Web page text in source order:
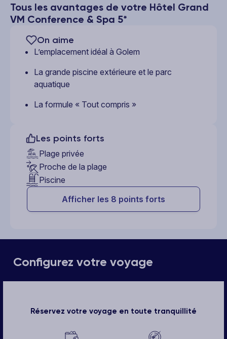
Tous les avantages de votre Hôtel Grand
VM Conference & Spa 5*
On aime
L’emplacement idéal à Golem
La grande piscine extérieure et le parc
aquatique
La formule « Tout compris »
Les points forts
Plage privée
Proche de la plage
Piscine
Afficher les 8 points forts
Configurez votre voyage
Réservez votre voyage en toute tranquillité